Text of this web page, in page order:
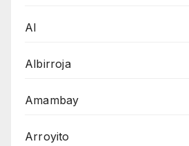
AI
Albirroja
Amambay
Arroyito